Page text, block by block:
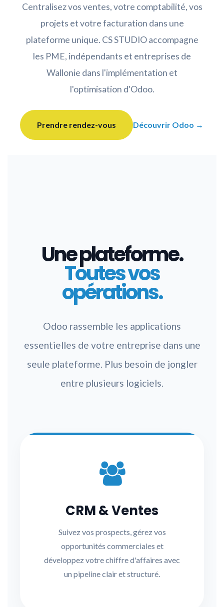
Centralisez vos ventes, votre comptabilité, vos
projets et votre facturation dans une
plateforme unique. CS STUDIO accompagne
les PME, indépendants et entreprises de
Wallonie dans l'implémentation et
l'optimisation d'Odoo.
Prendre rendez-vous Découvrir Odoo →
Une plateforme.
Toutes vos
opérations.
Odoo rassemble les applications
essentielles de votre entreprise dans une
seule plateforme. Plus besoin de jongler
entre plusieurs logiciels.
CRM & Ventes
Suivez vos prospects, gérez vos
opportunités commerciales et
développez votre chiffre d'affaires avec
un pipeline clair et structuré.